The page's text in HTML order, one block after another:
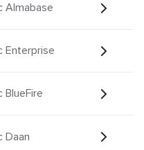
Almabase
Enterprise
BlueFire
Daan